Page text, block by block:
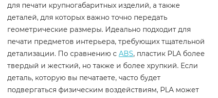
для печати крупногабаритных изделий, а также
деталей, для которых важно точно передать
геометрические размеры. Идеально подходит для
печати предметов интерьера, требующих тщательной
детализации. По сравнению с ABS, пластик PLA более
твердый и жесткий, но также и более хрупкий. Если
деталь, которую вы печатаете, часто будет
подвергаться физическим воздействиям, PLA может